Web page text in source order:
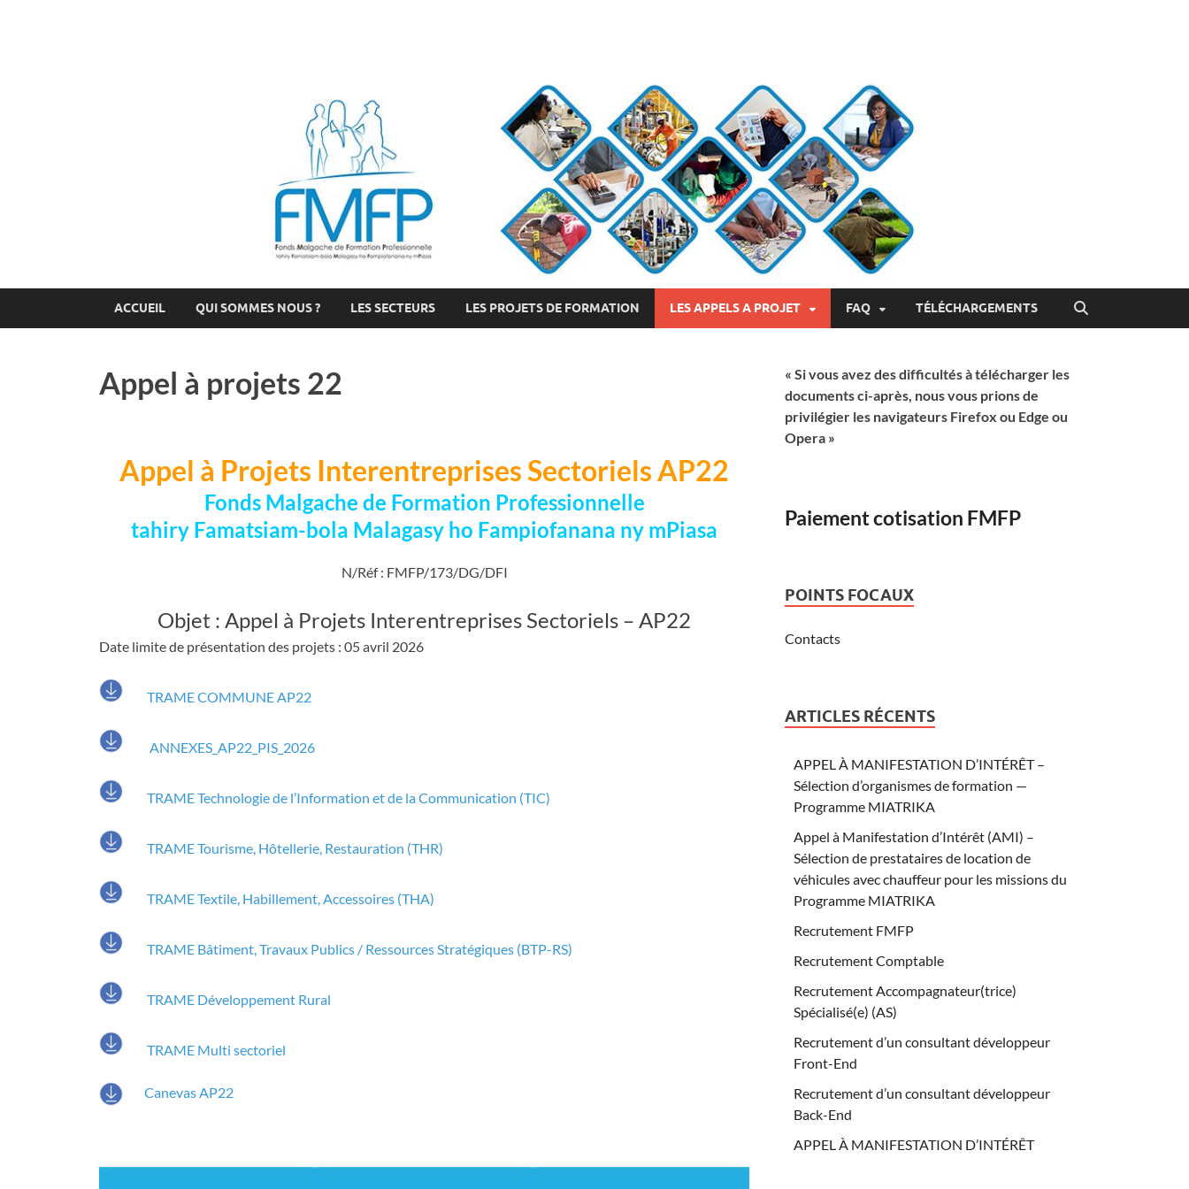
ACCUEIL QUI SOMMES NOUS ? LES SECTEURS LES PROJETS DE FORMATION LES APPELS A PROJET FAQ TÉLÉCHARGEMENTS
Appel à projets 22
Appel à Projets Interentreprises Sectoriels AP22
Fonds Malgache de Formation Professionnelle
tahiry Famatsiam-bola Malagasy ho Fampiofanana ny mPiasa
N/Réf : FMFP/173/DG/DFI
Objet : Appel à Projets Interentreprises Sectoriels – AP22
Date limite de présentation des projets : 05 avril 2026
TRAME COMMUNE AP22
ANNEXES_AP22_PIS_2026
TRAME Technologie de l’Information et de la Communication (TIC)
TRAME Tourisme, Hôtellerie, Restauration (THR)
TRAME Textile, Habillement, Accessoires (THA)
TRAME Bâtiment, Travaux Publics / Ressources Stratégiques (BTP-RS)
TRAME Développement Rural
TRAME Multi sectoriel
Canevas AP22
« Si vous avez des difficultés à télécharger les
documents ci-après, nous vous prions de
privilégier les navigateurs Firefox ou Edge ou
Opera »
Paiement cotisation FMFP
POINTS FOCAUX
Contacts
ARTICLES RÉCENTS
APPEL À MANIFESTATION D’INTÉRÊT –
Sélection d’organismes de formation —
Programme MIATRIKA
Appel à Manifestation d’Intérêt (AMI) –
Sélection de prestataires de location de
véhicules avec chauffeur pour les missions du
Programme MIATRIKA
Recrutement FMFP
Recrutement Comptable
Recrutement Accompagnateur(trice)
Spécialisé(e) (AS)
Recrutement d’un consultant développeur
Front-End
Recrutement d’un consultant développeur
Back-End
APPEL À MANIFESTATION D’INTÉRÊT